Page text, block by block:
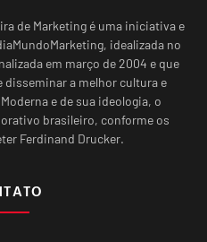
de Marketing é uma iniciativa e
idealizada no
em março de 2004 e que
a melhor cultura e
e de sua ideologia, o
brasileiro, conforme os
Ferdinand Drucker.